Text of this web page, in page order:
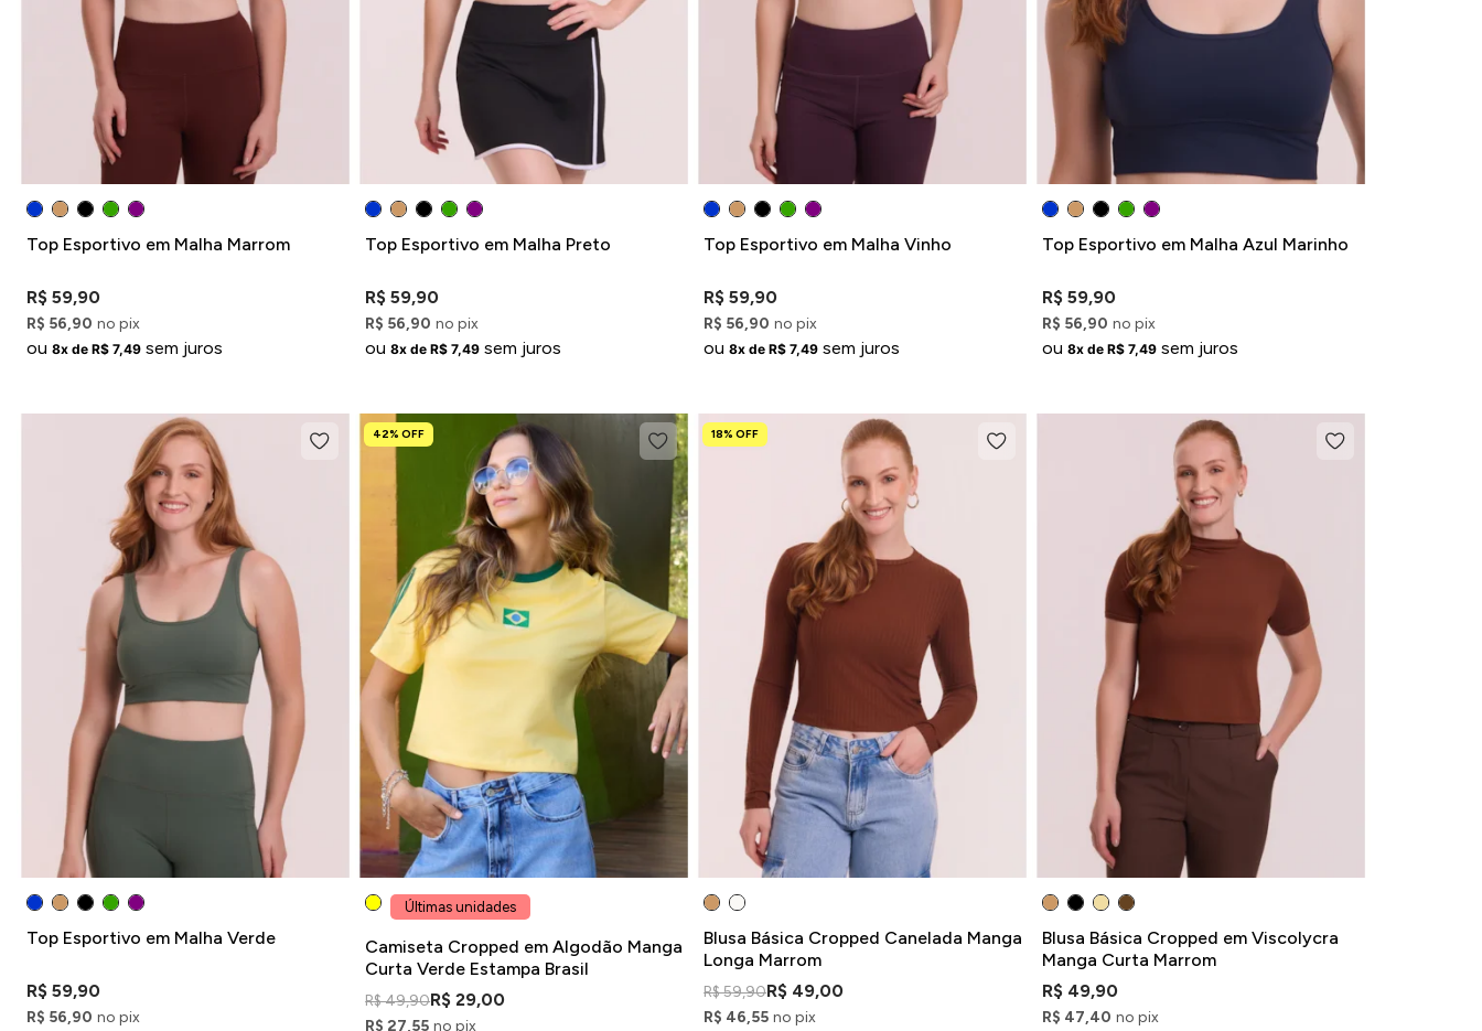
Top Esportivo em Malha Marrom
R$ 59,90
R$ 56,90 no pix
ou8x de R$ 7,49 sem juros
Top Esportivo em Malha Preto
R$ 59,90
R$ 56,90 no pix
ou8x de R$ 7,49 sem juros
Top Esportivo em Malha Vinho
R$ 59,90
R$ 56,90 no pix
ou8x de R$ 7,49 sem juros
Top Esportivo em Malha Azul Marinho
R$ 59,90
R$ 56,90 no pix
ou8x de R$ 7,49 sem juros
Top Esportivo em Malha Verde
R$ 59,90
R$ 56,90 no pix
42% OFF
Últimas unidades
Camiseta Cropped em Algodão Manga
Curta Verde Estampa Brasil
R$ 49,90R$ 29,00
R$ 27,55 no pix
18% OFF
Blusa Básica Cropped Canelada Manga
Longa Marrom
R$ 59,90R$ 49,00
R$ 46,55 no pix
Blusa Básica Cropped em Viscolycra
Manga Curta Marrom
R$ 49,90
R$ 47,40 no pix